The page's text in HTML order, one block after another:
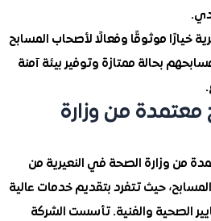
موثوقًا وفعالًا لأصحاب المسابح
ممتازة وتوفير بيئة آمنة
من وزارة
الصحة في النعيرية من
تتفرد بتقديم خدمات عالية
والفنية. تأسست الشركة